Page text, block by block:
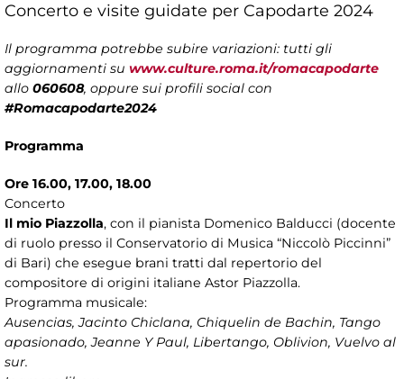
Concerto e visite guidate per Capodarte 2024
Il programma potrebbe subire variazioni: tutti gli
aggiornamenti su www.culture.roma.it/romacapodarte
allo 060608, oppure sui profili social con
#Romacapodarte2024
Programma
Ore 16.00, 17.00, 18.00
Concerto
Il mio Piazzolla, con il pianista Domenico Balducci (docente
di ruolo presso il Conservatorio di Musica “Niccolò Piccinni”
di Bari) che esegue brani tratti dal repertorio del
compositore di origini italiane Astor Piazzolla.
Programma musicale:
Ausencias, Jacinto Chiclana, Chiquelin de Bachin, Tango
apasionado, Jeanne Y Paul, Libertango, Oblivion, Vuelvo al
sur.